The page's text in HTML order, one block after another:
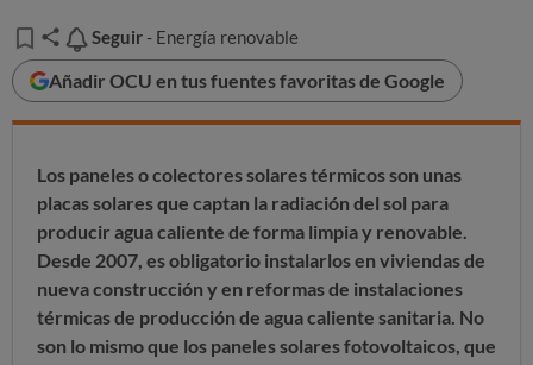
Seguir
Seguir - Energía renovable
Añadir OCU en tus fuentes favoritas de Google
Los paneles o colectores solares térmicos son unas
placas solares que captan la radiación del sol para
producir agua caliente de forma limpia y renovable.
Desde 2007, es obligatorio instalarlos en viviendas de
nueva construcción y en reformas de instalaciones
térmicas de producción de agua caliente sanitaria. No
son lo mismo que los paneles solares fotovoltaicos, que